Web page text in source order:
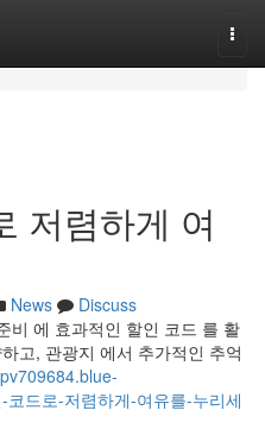
저렴하게 여
News
Discuss
비 에 효과적인 할인 코드 를 활
고, 관광지 에서 추가적인 추억
드로-저렴하게-여유를-누리세